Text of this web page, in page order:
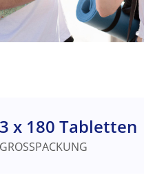
3 x 180 Tabletten
GROSSPACKUNG